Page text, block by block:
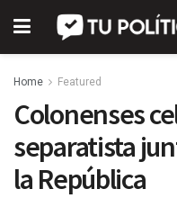
Home Featured
Colonenses
separatista
la República